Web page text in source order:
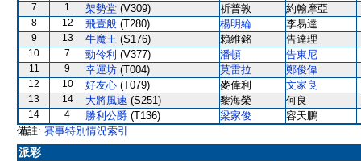
7 1 架勢堂 (V309) 祈普敦 約翰摩亞
8 12 飛壹般 (T280) 楊明綸 李易達
9 13 牛魔王 (S176) 賴維銘 告達理
10 7 勁伶利 (V377) 潘頓 告東尼
11 9 幸運坊 (T004) 莫雷拉 鄭俊偉
12 10 好友心 (T079) 麥偉利 文家良
13 14 大將風速 (S251) 黎海榮 何良
14 4 勝利公爵 (T136) 梁家俊
容天鵬
備註: 賽事特別情況索引
派彩